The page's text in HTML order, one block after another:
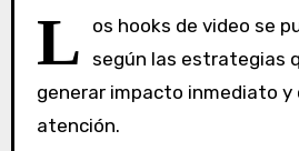
n
c
o
L
os hooks de video se
según las estrategias
generar impacto inmediato y
atención.